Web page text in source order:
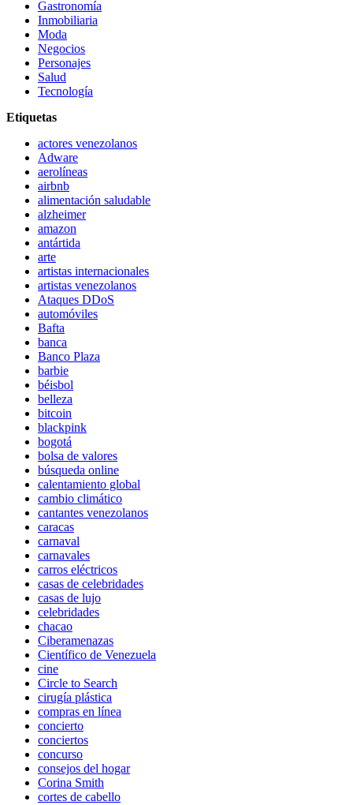
Gastronomía
Inmobiliaria
Moda
Negocios
Personajes
Salud
Tecnología
Etiquetas
actores venezolanos
Adware
aerolíneas
airbnb
alimentación saludable
alzheimer
amazon
antártida
arte
artistas internacionales
artistas venezolanos
Ataques DDoS
automóviles
Bafta
banca
Banco Plaza
barbie
béisbol
belleza
bitcoin
blackpink
bogotá
bolsa de valores
búsqueda online
calentamiento global
cambio climático
cantantes venezolanos
caracas
carnaval
carnavales
carros eléctricos
casas de celebridades
casas de lujo
celebridades
chacao
Ciberamenazas
Científico de Venezuela
cine
Circle to Search
cirugía plástica
compras en línea
concierto
conciertos
concurso
consejos del hogar
Corina Smith
cortes de cabello